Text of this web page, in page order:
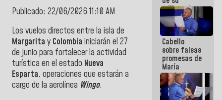
Publicado: 22/06/2026 11:10 AM
Los vuelos directos entre la isla de
Margarita y Colombia iniciarán el 27
de junio para fortalecer la actividad
turística en el estado Nueva
Esparta, operaciones que estarán a
cargo de la aerolínea Wingo.
militancia
es la
organización
política más
sólida de
Venezuela
Cabello
sobre falsas
promesas de
María
Machado:
¿Quién le
puede creer?